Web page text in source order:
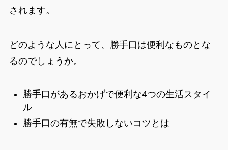
されます。
どのような人にとって、勝手口は便利なものとな
るのでしょうか。
勝手口があるおかげで便利な4つの生活スタイ
ル
勝手口の有無で失敗しないコツとは